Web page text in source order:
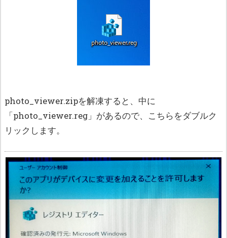
photo_viewer.zipを解凍すると、中に
「photo_viewer.reg」があるので、こちらをダブルク
リックします。